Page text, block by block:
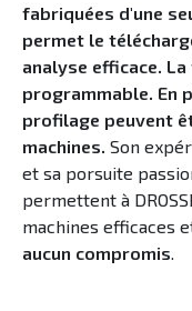
fabriquées d'une
permet le
analyse efficace.
programmable. En
profilage peuvent
machines. Son
et sa porsuite
permettent à
machines efficaces
aucun compromis.